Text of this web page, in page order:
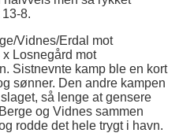
8.
Vidnes/Erdal mot
Losnegård mot
Sistnevnte kamp ble en kort
sønner. Den andre kampen
så lenge at gensere
og Vidnes sammen
rodde det hele trygt i havn.